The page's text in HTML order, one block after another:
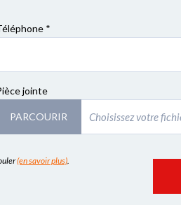
*
jointe
PARCOURIR
(en savoir plus)